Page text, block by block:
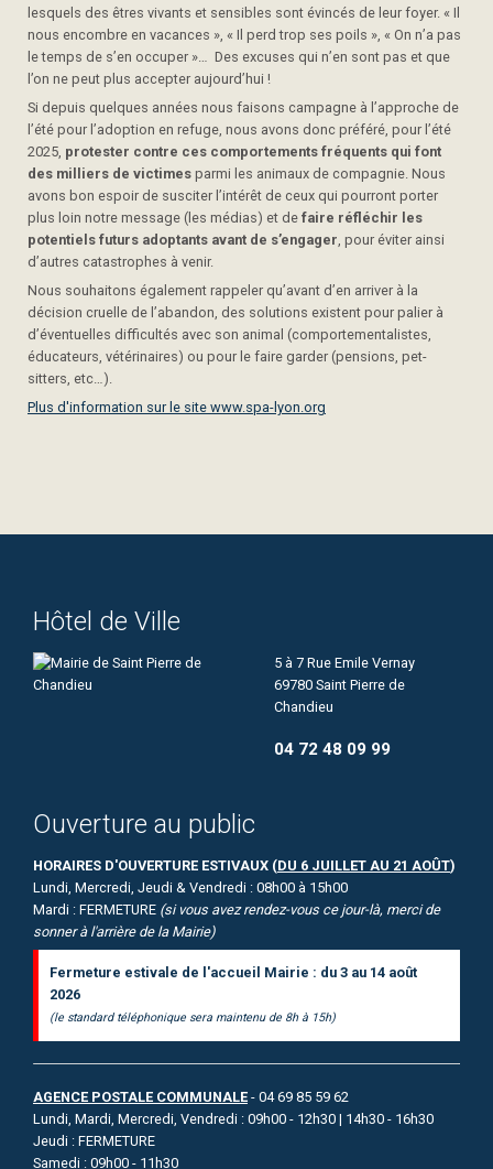
lesquels des êtres vivants et sensibles sont évincés de leur foyer. « Il
nous encombre en vacances », « Il perd trop ses poils », « On n’a pas
le temps de s’en occuper »… Des excuses qui n’en sont pas et que
l’on ne peut plus accepter aujourd’hui !
Si depuis quelques années nous faisons campagne à l’approche de
l’été pour l’adoption en refuge, nous avons donc préféré, pour l’été
2025, protester contre ces comportements fréquents qui font
des milliers de victimes parmi les animaux de compagnie. Nous
avons bon espoir de susciter l’intérêt de ceux qui pourront porter
plus loin notre message (les médias) et de faire réfléchir les
potentiels futurs adoptants avant de s’engager , pour éviter ainsi
d’autres catastrophes à venir.
Nous souhaitons également rappeler qu’avant d’en arriver à la
décision cruelle de l’abandon, des solutions existent pour palier à
d’éventuelles difficultés avec son animal (comportementalistes,
éducateurs, vétérinaires) ou pour le faire garder (pensions, pet-
sitters, etc…).
Plus d'information sur le site www.spa-lyon.org
Hôtel de Ville
5 à 7 Rue Emile Vernay
69780 Saint Pierre de
Chandieu
04 72 48 09 99
Ouverture au public
HORAIRES D'OUVERTURE ESTIVAUX (DU 6 JUILLET AU 21 AOÛT)
Lundi, Mercredi, Jeudi & Vendredi : 08h00 à 15h00
Mardi : FERMETURE (si vous avez rendez-vous ce jour-là, merci de
sonner à l'arrière de la Mairie)
Fermeture estivale de l'accueil Mairie : du 3 au 14 août
2026
(le standard téléphonique sera maintenu de 8h à 15h)
AGENCE POSTALE COMMUNALE - 04 69 85 59 62
Lundi, Mardi, Mercredi, Vendredi : 09h00 - 12h30 | 14h30 - 16h30
Jeudi : FERMETURE
Samedi : 09h00 - 11h30